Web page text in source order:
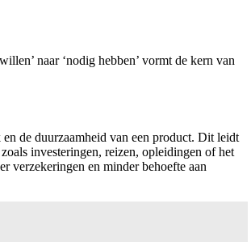
naar ‘nodig hebben’ vormt de kern van
de duurzaamheid van een product. Dit leidt
investeringen, reizen, opleidingen of het
verzekeringen en minder behoefte aan